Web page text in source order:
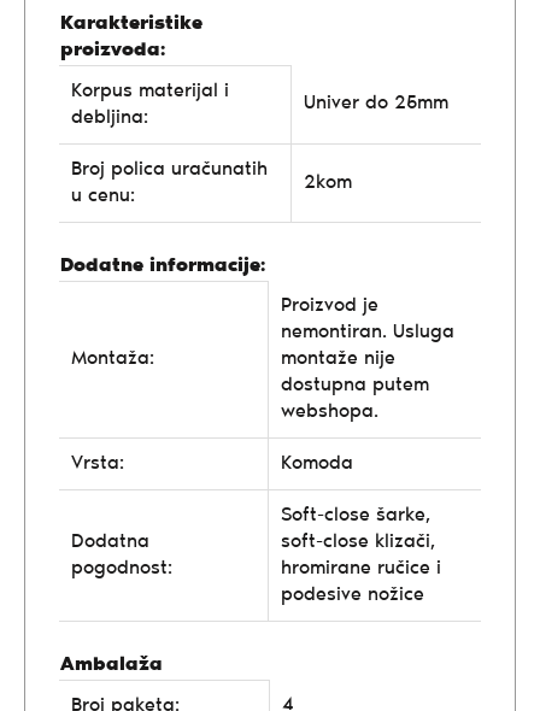
Karakteristike
proizvoda:
Korpus materijal i
debljina:
Univer do 25mm
Broj polica uračunatih
u cenu:
2kom
Dodatne informacije:
Montaža:
Proizvod je
nemontiran. Usluga
montaže nije
dostupna putem
webshopa.
Vrsta: Komoda
Dodatna
pogodnost:
Soft-close šarke,
soft-close klizači,
hromirane ručice i
podesive nožice
Ambalaža
Broj paketa:
4